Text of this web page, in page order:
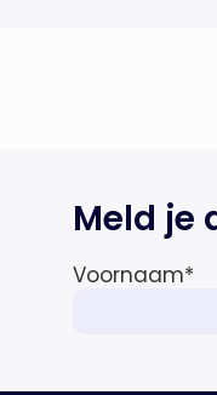
de totale premie-
wereldwijd naar
Meld je
Voornaam*